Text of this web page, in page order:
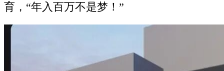
育，“年入百万不是梦！”